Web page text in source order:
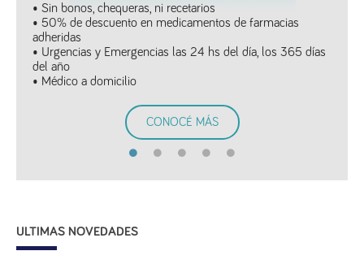
• Sin bonos, chequeras, ni recetarios
• 50% de descuento en medicamentos de farmacias
adheridas
• Urgencias y Emergencias las 24 hs del día, los 365 días
del año
• Médico a domicilio
CONOCÉ MÁS
ULTIMAS NOVEDADES